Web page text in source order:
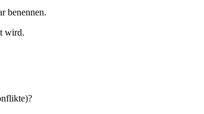
benennen.
wird.